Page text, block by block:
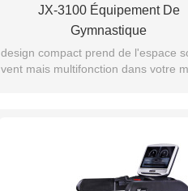
JX-3100 Équipement De
Gymnastique
design compact prend de l'espace
vent mais multifonction dans votre